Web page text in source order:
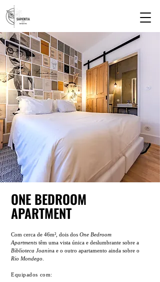
ONE BEDROOM
APARTMENT
Com cerca de 46m², dois dos One Bedroom
Apartments têm uma vista única e deslumbrante sobre a
Biblioteca Joanina e o outro apartamento ainda sobre o
Rio Mondego
Equipados com: